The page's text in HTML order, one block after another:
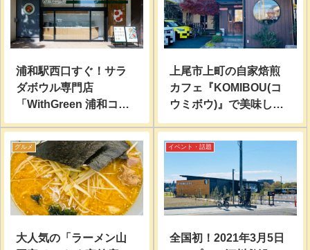
浦和駅西口すぐ！サラ
ダボウル専門店
「WithGreen 浦和コル
ソ店」が7月10日オープ
上尾市上町の自家焙煎
カフェ『KOMIBOU(コ
ウミボウ)』で美味しい
スイーツとこだわりの
た。
グルメ
大人気の「ラーメン山
イベント・話題
全国初！2021年3月5日